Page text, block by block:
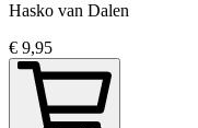
Hasko van Dalen
€ 9,95